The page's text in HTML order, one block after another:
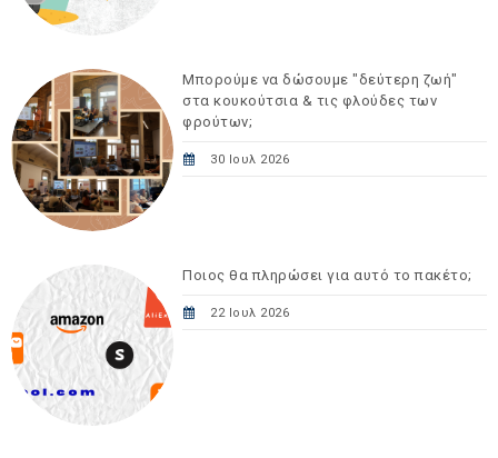
Μπορούμε να δώσουμε "δεύτερη ζωή"
στα κουκούτσια & τις φλούδες των
φρούτων;
30 Ιουλ 2026
Ποιος θα πληρώσει για αυτό το πακέτο;
22 Ιουλ 2026